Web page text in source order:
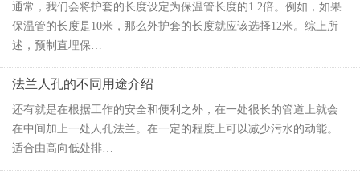
通常，我们会将护套的长度设定为保温管长度的1.2倍。例如，如果
保温管的长度是10米，那么外护套的长度就应该选择12米。综上所
述，预制直埋保…
法兰人孔的不同用途介绍
还有就是在根据工作的安全和便利之外，在一处很长的管道上就会
在中间加上一处人孔法兰。在一定的程度上可以减少污水的动能。
适合由高向低处排…